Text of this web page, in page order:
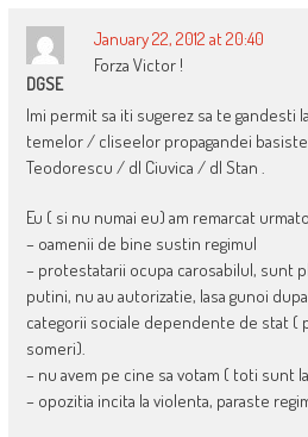
DGSE
January 22, 2012 at 20:40
Forza Victor !
Imi permit sa iti sugerez sa te gandesti
temelor / cliseelor propagandei
Teodorescu / dl Ciuvica / dl Stan .
Eu ( si nu numai eu) am remarcat
– oamenii de bine sustin regimul
– protestatarii ocupa carosabilul, sunt
putini, nu au autorizatie, lasa gunoi
categorii sociale dependente de stat (
someri).
– nu avem pe cine sa votam ( toti sunt
– opozitia incita la violenta, paraste